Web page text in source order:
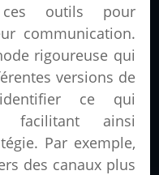
ces outils pour
communication.
rigoureuse qui
versions de
ce qui
facilitant ainsi
Par exemple,
des canaux plus